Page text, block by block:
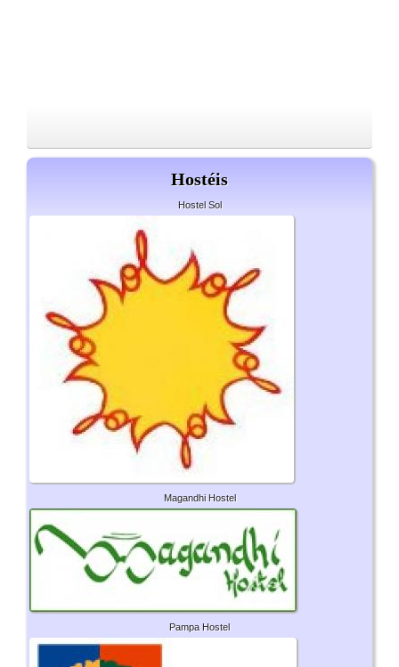
Hostéis
Hostel Sol
Magandhi Hostel
Pampa Hostel